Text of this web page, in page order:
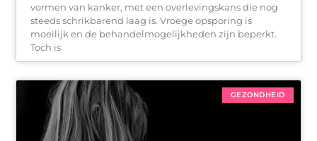
vormen van kanker, met een overlevingskans die nog
steeds schrikbarend laag is. Vroege opsporing is
moeilijk en de behandelmogelijkheden zijn beperkt.
Toch is
GEZONDHEID